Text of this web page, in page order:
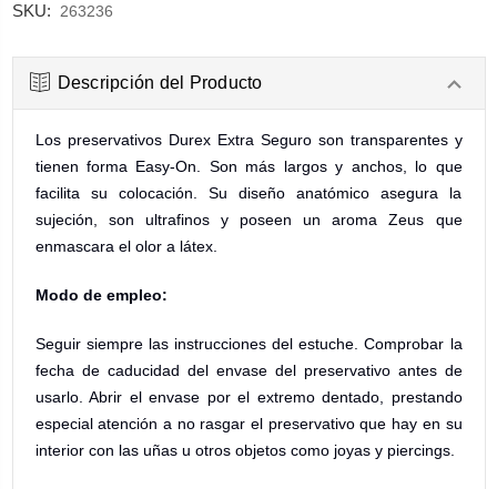
SKU: 263236
Descripción del Producto
Los preservativos Durex Extra Seguro son transparentes y
tienen forma Easy-On. Son más largos y anchos, lo que
facilita su colocación. Su diseño anatómico asegura la
sujeción, son ultrafinos y poseen un aroma Zeus que
enmascara el olor a látex.
Modo de empleo:
Seguir siempre las instrucciones del estuche. Comprobar la
fecha de caducidad del envase del preservativo antes de
usarlo. Abrir el envase por el extremo dentado, prestando
especial atención a no rasgar el preservativo que hay en su
interior con las uñas u otros objetos como joyas y piercings.